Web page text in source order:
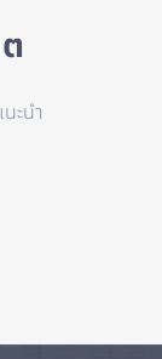
ะนำ